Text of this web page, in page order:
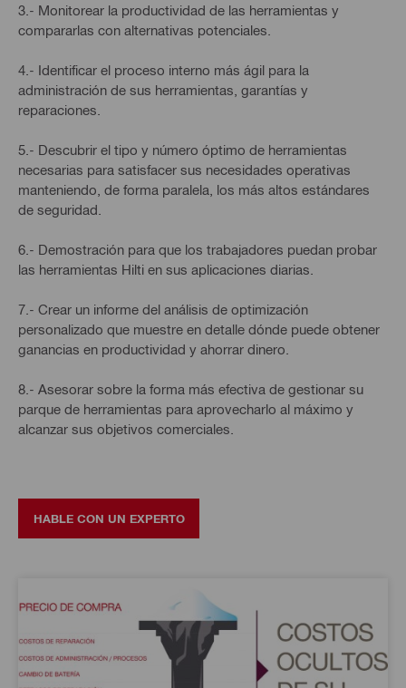
3.- Monitorear la productividad de las herramientas y
compararlas con alternativas potenciales.
4.- Identificar el proceso interno más ágil para la
administración de sus herramientas, garantías y
reparaciones.
5.- Descubrir el tipo y número óptimo de herramientas
necesarias para satisfacer sus necesidades operativas
manteniendo, de forma paralela, los más altos estándares
de seguridad.
6.- Demostración para que los trabajadores puedan probar
las herramientas Hilti en sus aplicaciones diarias.
7.- Crear un informe del análisis de optimización
personalizado que muestre en detalle dónde puede obtener
ganancias en productividad y ahorrar dinero.
8.- Asesorar sobre la forma más efectiva de gestionar su
parque de herramientas para aprovecharlo al máximo y
alcanzar sus objetivos comerciales.
HABLE CON UN EXPERTO